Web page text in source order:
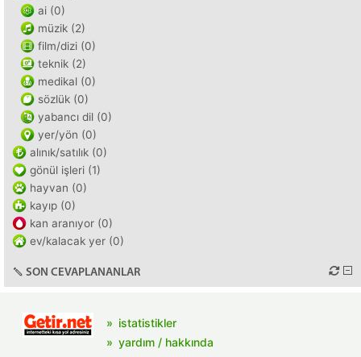
ai (0)
müzik (2)
film/dizi (0)
teknik (2)
medikal (0)
sözlük (0)
yabancı dil (0)
yer/yön (0)
alınık/satılık (0)
gönül işleri (1)
hayvan (0)
kayıp (0)
kan aranıyor (0)
ev/kalacak yer (0)
SON CEVAPLANANLAR
istatistikler
yardım / hakkında